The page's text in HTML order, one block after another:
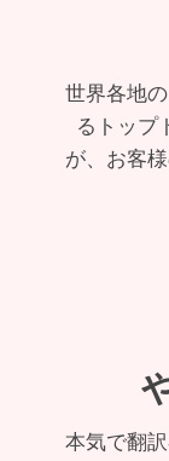
世界各地
るトップ
が、お客
本気で翻